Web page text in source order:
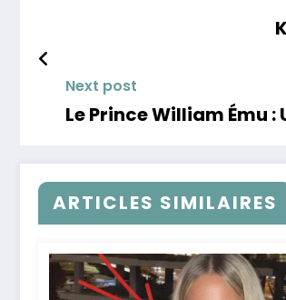
Next post
Le Prince William Ému
ARTICLES SIMILAIRES